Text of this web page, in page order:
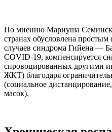
По мнению Мариуша
странах обусловлена
случаев синдрома Гийена —
COVID-19, компенсируется
спровоцированных другими
ЖКТ) благодаря
(социальное
масок).